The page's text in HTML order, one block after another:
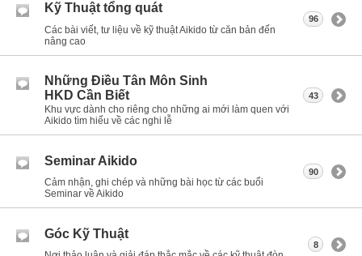
Kỹ Thuật tổng quát
Các bài viết, tư liệu về kỹ thuật Aikido từ căn bản đến
nâng cao
96
Những Điều Tân Môn Sinh
HKD Cần Biết
Khu vực dành cho riêng cho những ai mới làm quen với
Aikido tìm hiểu về các nghi lễ
43
Seminar Aikido
Cảm nhận, ghi chép và những bài học từ các buổi
Seminar về Aikido
90
Góc Kỹ Thuật
8